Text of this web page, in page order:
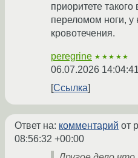
приоритете такого
переломом ноги, у
кровотечения.
peregrine ★★★★★
06.07.2026
Ссылка
Ответ на: комментарий от
08:56:32 +00:00